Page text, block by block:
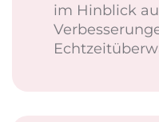
im Hinblick